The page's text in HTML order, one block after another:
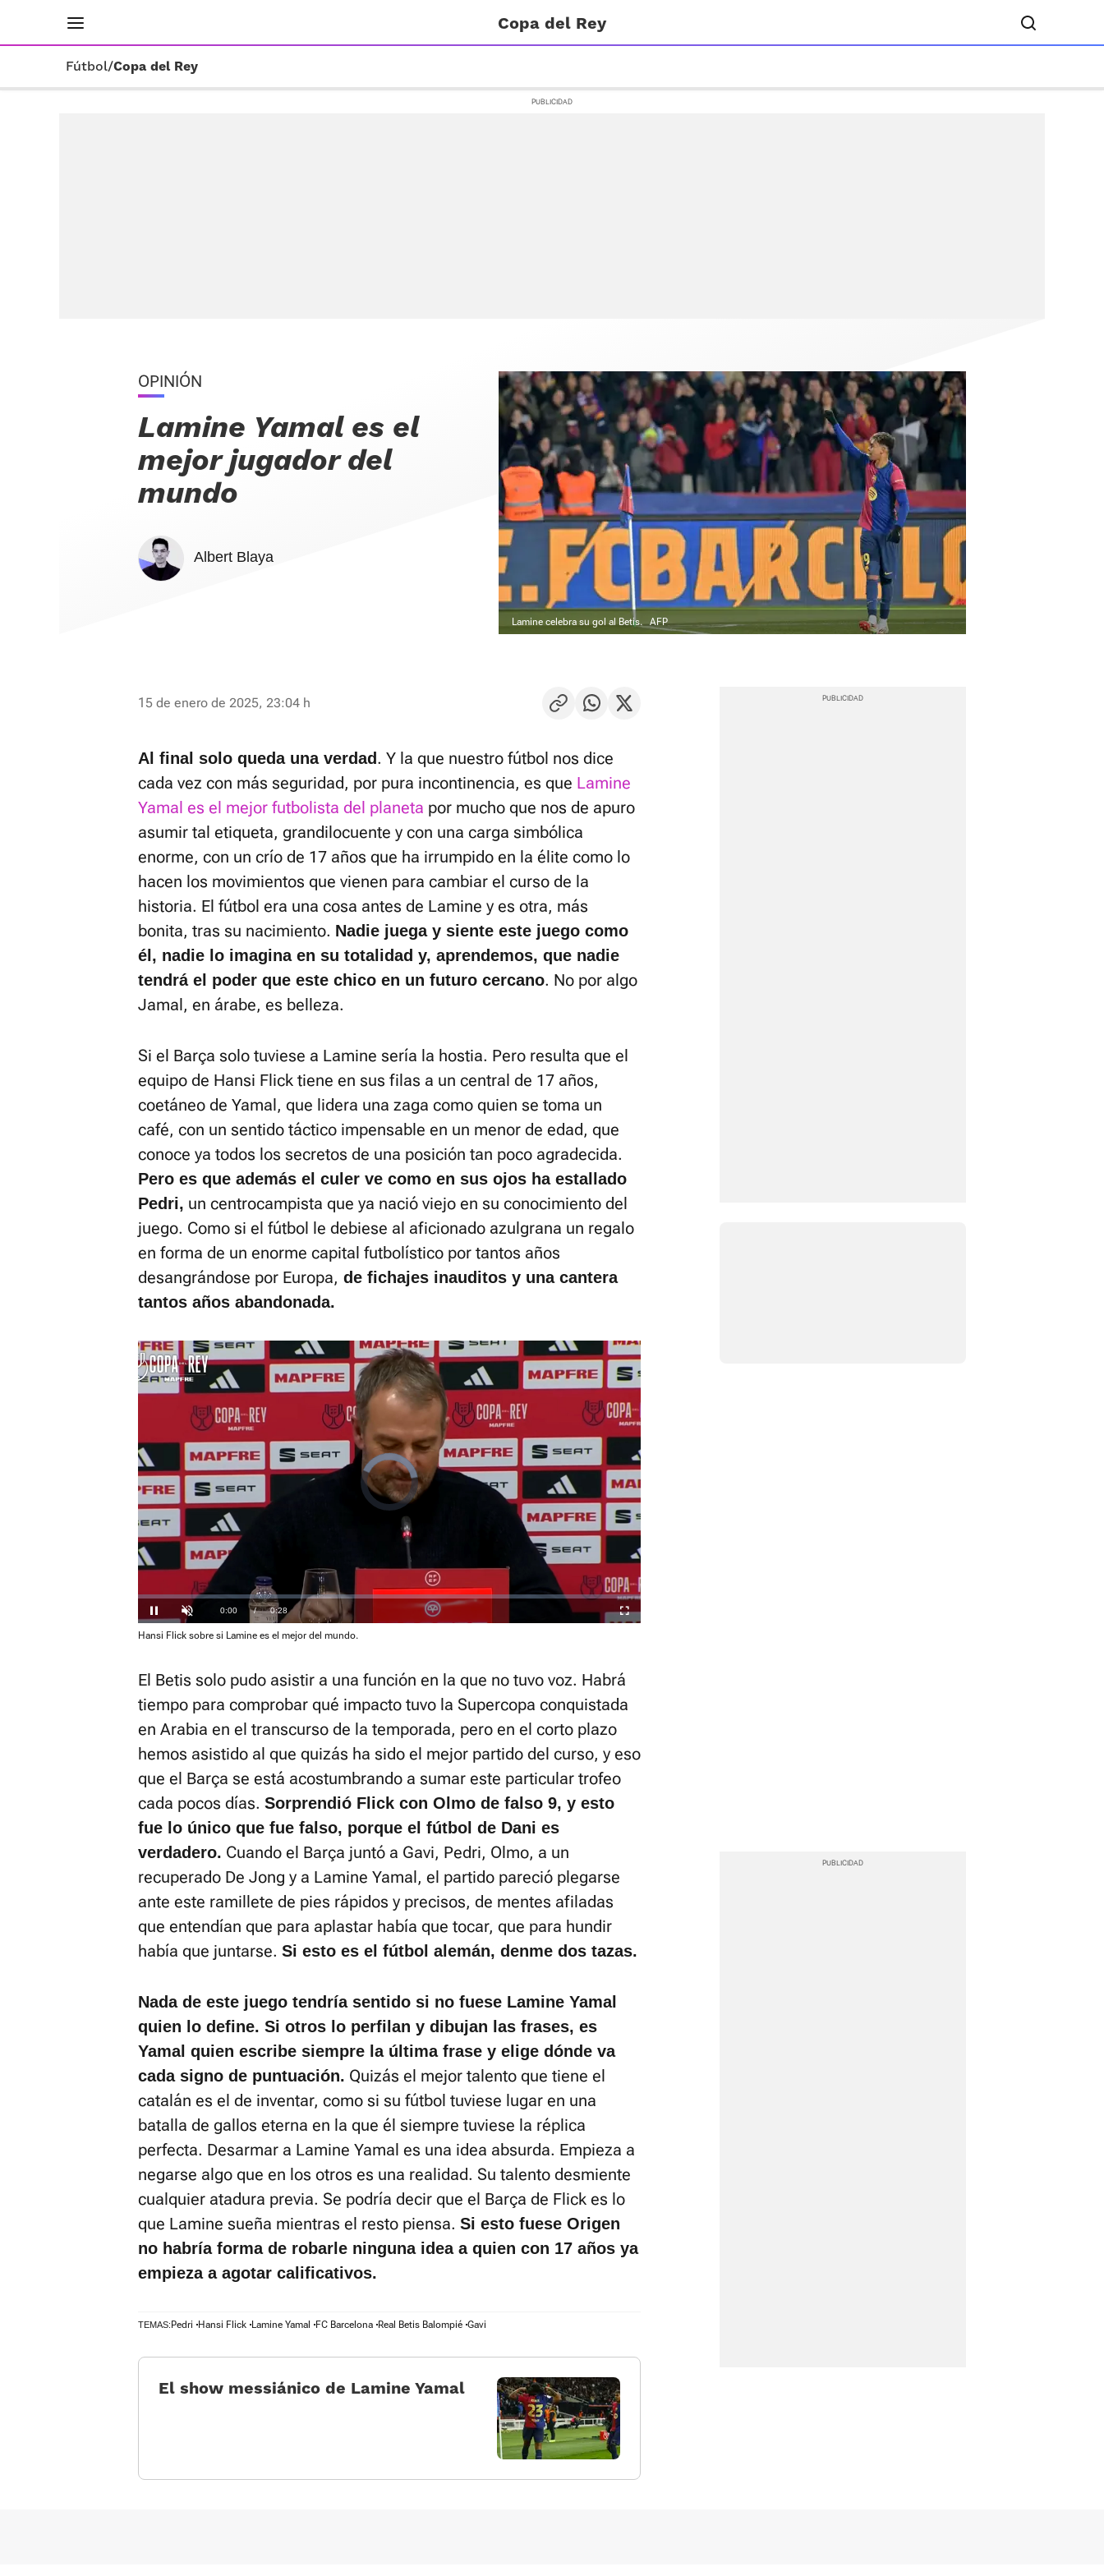
Copa del Rey
Fútbol/Copa del Rey
OPINIÓN
Lamine Yamal es el
mejor jugador del
mundo
Albert Blaya
Lamine celebra su gol al Betis. AFP
15 de enero de 2025, 23:04 h
Al final solo queda una verdad . Y la que nuestro fútbol nos dice
cada vez con más seguridad, por pura incontinencia, es que Lamine
Yamal es el mejor futbolista del planeta por mucho que nos de apuro
asumir tal etiqueta, grandilocuente y con una carga simbólica
enorme, con un crío de 17 años que ha irrumpido en la élite como lo
hacen los movimientos que vienen para cambiar el curso de la
historia. El fútbol era una cosa antes de Lamine y es otra, más
bonita, tras su nacimiento. Nadie juega y siente este juego como
él, nadie lo imagina en su totalidad y, aprendemos, que nadie
tendrá el poder que este chico en un futuro cercano. No por algo
Jamal, en árabe, es belleza.
Si el Barça solo tuviese a Lamine sería la hostia. Pero resulta que el
equipo de Hansi Flick tiene en sus filas a un central de 17 años,
coetáneo de Yamal, que lidera una zaga como quien se toma un
café, con un sentido táctico impensable en un menor de edad, que
conoce ya todos los secretos de una posición tan poco agradecida.
Pero es que además el culer ve como en sus ojos ha estallado
Pedri, un centrocampista que ya nació viejo en su conocimiento del
juego. Como si el fútbol le debiese al aficionado azulgrana un regalo
en forma de un enorme capital futbolístico por tantos años
desangrándose por Europa, de fichajes inauditos y una cantera
tantos años abandonada.
Pausa Unmute Current
Time
0:00 / Duration
0:28
Loaded:
20.36%
Fullscreen
Hansi Flick sobre si Lamine es el mejor del mundo.
El Betis solo pudo asistir a una función en la que no tuvo voz. Habrá
tiempo para comprobar qué impacto tuvo la Supercopa conquistada
en Arabia en el transcurso de la temporada, pero en el corto plazo
hemos asistido al que quizás ha sido el mejor partido del curso, y eso
que el Barça se está acostumbrando a sumar este particular trofeo
cada pocos días. Sorprendió Flick con Olmo de falso 9, y esto
fue lo único que fue falso, porque el fútbol de Dani es
verdadero. Cuando el Barça juntó a Gavi, Pedri, Olmo, a un
recuperado De Jong y a Lamine Yamal, el partido pareció plegarse
ante este ramillete de pies rápidos y precisos, de mentes afiladas
que entendían que para aplastar había que tocar, que para hundir
había que juntarse. Si esto es el fútbol alemán, denme dos tazas.
Nada de este juego tendría sentido si no fuese Lamine Yamal
quien lo define. Si otros lo perfilan y dibujan las frases, es
Yamal quien escribe siempre la última frase y elige dónde va
cada signo de puntuación. Quizás el mejor talento que tiene el
catalán es el de inventar, como si su fútbol tuviese lugar en una
batalla de gallos eterna en la que él siempre tuviese la réplica
perfecta. Desarmar a Lamine Yamal es una idea absurda. Empieza a
negarse algo que en los otros es una realidad. Su talento desmiente
cualquier atadura previa. Se podría decir que el Barça de Flick es lo
que Lamine sueña mientras el resto piensa. Si esto fuese Origen
no habría forma de robarle ninguna idea a quien con 17 años ya
empieza a agotar calificativos.
TEMAS: Pedri Hansi Flick Lamine Yamal FC Barcelona Real Betis Balompié Gavi
El show messiánico de Lamine Yamal